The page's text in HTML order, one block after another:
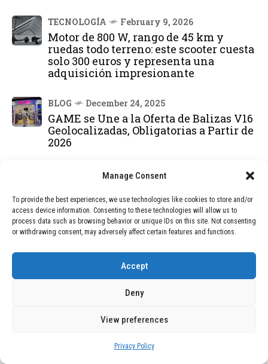
Manage Consent
To provide the best experiences, we use technologies like cookies to store and/or
access device information. Consenting to these technologies will allow us to
process data such as browsing behavior or unique IDs on this site. Not consenting
or withdrawing consent, may adversely affect certain features and functions.
Accept
Deny
View preferences
Privacy Policy
TECNOLOGÍA February 9, 2026
Motor de 800 W, rango de 45 km y
ruedas todo terreno: este scooter cuesta
solo 300 euros y representa una
adquisición impresionante
BLOG December 24, 2025
GAME se Une a la Oferta de Balizas V16
Geolocalizadas, Obligatorias a Partir de
2026
December 24, 2025
de Ancianos de Pensilvania Deja al
Menos Dos Víctimas Fatales
DEAL OF THE MONTH
01 TECNOLOGÍA December 24, 2025
Vídeo impactante: BYD revela en
en apenas 5 minutos de carga